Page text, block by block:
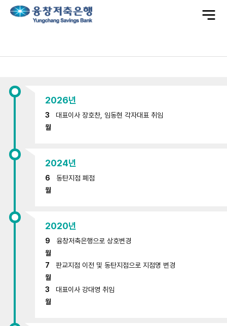
전
체
2026년
3
월
대표이사 장호찬, 임동현 각자대표 취임
2024년
6
월
동탄지점 폐점
2020년
9
월
융창저축은행으로 상호변경
7
월
판교지점 이전 및 동탄지점으로 지점명 변경
3
월
대표이사 강대영 취임